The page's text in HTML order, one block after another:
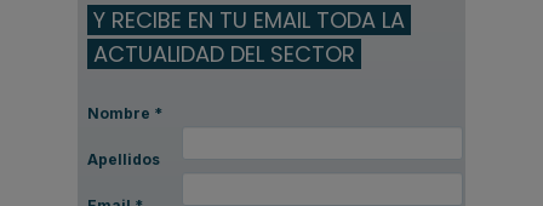
Y RECIBE EN TU EMAIL TODA LA
ACTUALIDAD DEL SECTOR
Nombre *
Apellidos